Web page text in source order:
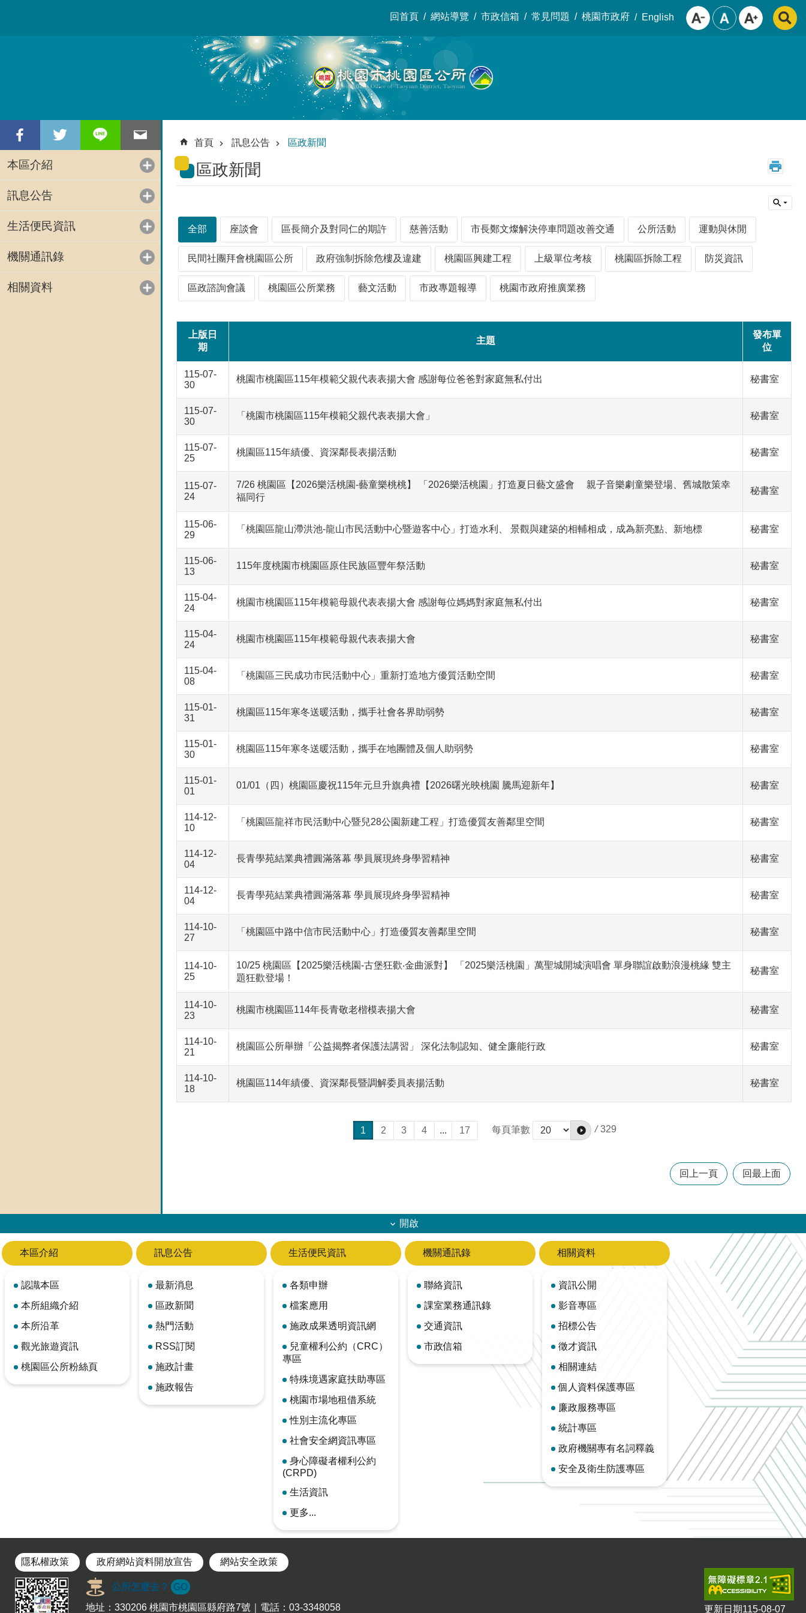
回首頁 網站導覽 市政信箱 常見問題 桃園市政府 English
本區介紹
訊息公告
生活便民資訊
機關通訊錄
相關資料
首頁 訊息公告 區政新聞
區政新聞
全部 座談會 區長簡介及對同仁的期許 慈善活動 市長鄭文燦解決停車問題改善交通 公所活動 運動與休閒
民間社團拜會桃園區公所 政府強制拆除危樓及違建 桃園區興建工程 上級單位考核 桃園區拆除工程 防災資訊
區政諮詢會議 桃園區公所業務 藝文活動 市政專題報導 桃園市政府推廣業務
上版日
期
主題
發布單
位
115-07-
30
桃園市桃園區115年模範父親代表表揚大會 感謝每位爸爸對家庭無私付出 秘書室
115-07-
30
「桃園市桃園區115年模範父親代表表揚大會」 秘書室
115-07-
25
桃園區115年績優、資深鄰長表揚活動 秘書室
115-07-
24
7/26 桃園區【2026樂活桃園-藝童樂桃桃】 「2026樂活桃園」打造夏日藝文盛會 親子音樂劇童樂登場、舊城散策幸
福同行
秘書室
115-06-
29
「桃園區龍山滯洪池-龍山市民活動中心暨遊客中心」打造水利、 景觀與建築的相輔相成，成為新亮點、新地標 秘書室
115-06-
13
115年度桃園市桃園區原住民族區豐年祭活動 秘書室
115-04-
24
桃園市桃園區115年模範母親代表表揚大會 感謝每位媽媽對家庭無私付出 秘書室
115-04-
24
桃園市桃園區115年模範母親代表表揚大會 秘書室
115-04-
08
「桃園區三民成功市民活動中心」重新打造地方優質活動空間 秘書室
115-01-
31
桃園區115年寒冬送暖活動，攜手社會各界助弱勢 秘書室
115-01-
30
桃園區115年寒冬送暖活動，攜手在地團體及個人助弱勢 秘書室
115-01-
01
01/01（四）桃園區慶祝115年元旦升旗典禮【2026曙光映桃園 騰馬迎新年】 秘書室
114-12-
10
「桃園區龍祥市民活動中心暨兒28公園新建工程」打造優質友善鄰里空間 秘書室
114-12-
04
長青學苑結業典禮圓滿落幕 學員展現終身學習精神 秘書室
114-12-
04
長青學苑結業典禮圓滿落幕 學員展現終身學習精神 秘書室
114-10-
27
「桃園區中路中信市民活動中心」打造優質友善鄰里空間 秘書室
114-10-
25
10/25 桃園區【2025樂活桃園-古堡狂歡‧金曲派對】 「2025樂活桃園」萬聖城開城演唱會 單身聯誼啟動浪漫桃緣 雙主
題狂歡登場！
秘書室
114-10-
23
桃園市桃園區114年長青敬老楷模表揚大會 秘書室
114-10-
21
桃園區公所舉辦「公益揭弊者保護法講習」 深化法制認知、健全廉能行政 秘書室
114-10-
18
桃園區114年績優、資深鄰長暨調解委員表揚活動 秘書室
1 2 3 4 ... 17 每頁筆數 / 329
回上一頁 回最上面
開啟
本區介紹
認識本區
本所組織介紹
本所沿革
觀光旅遊資訊
桃園區公所粉絲頁
訊息公告
最新消息
區政新聞
熱門活動
RSS訂閱
施政計畫
施政報告
生活便民資訊
各類申辦
檔案應用
施政成果透明資訊網
兒童權利公約（CRC）
專區
特殊境遇家庭扶助專區
桃園市場地租借系統
性別主流化專區
社會安全網資訊專區
身心障礙者權利公約
(CRPD)
生活資訊
更多...
機關通訊錄
聯絡資訊
課室業務通訊錄
交通資訊
市政信箱
相關資料
資訊公開
影音專區
招標公告
徵才資訊
相關連結
個人資料保護專區
廉政服務專區
統計專區
政府機關專有名詞釋義
安全及衛生防護專區
隱私權政策 政府網站資料開放宣告 網站安全政策
公所怎麼去？
GO
地址：330206 桃園市桃園區縣府路7號｜電話：03-3348058
更新日期115-08-07